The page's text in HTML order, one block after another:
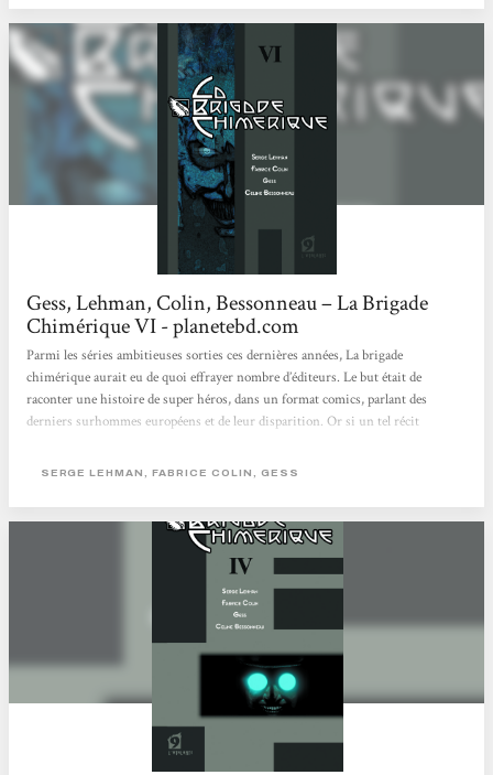
de méchants puisés dans la littérature fantastique...
Gess, Lehman, Colin, Bessonneau – La Brigade
Chimérique VI - planetebd.com
Parmi les séries ambitieuses sorties ces dernières années, La brigade
chimérique aurait eu de quoi effrayer nombre d’éditeurs. Le but était de
raconter une histoire de super héros, dans un format comics, parlant des
derniers surhommes européens et de leur disparition. Or si un tel récit
ont relevé le défi haut la main. Leur univers est riche et intrigant, multipliant
leur œuvre. L’inspiration...
SERGE LEHMAN, FABRICE COLIN, GESS